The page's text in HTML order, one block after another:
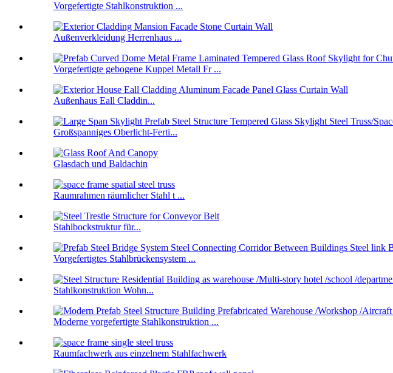
Vorgefertigte Stahlkonstruktion ...
Außenverkleidung Herrenhaus ...
Vorgefertigte gebogene Kuppel Metall Fr ...
Außenhaus Eall Claddin...
Großspanniges Oberlicht-Ferti...
Glasdach und Baldachin
Raumrahmen räumlicher Stahl t ...
Stahlbockstruktur für...
Vorgefertigtes Stahlbrückensystem ...
Stahlkonstruktion Wohn...
Moderne vorgefertigte Stahlkonstruktion ...
Raumfachwerk aus einzelnem Stahlfachwerk